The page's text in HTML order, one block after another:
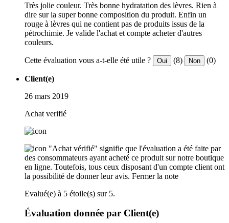
Très jolie couleur. Très bonne hydratation des lèvres. Rien à
dire sur la super bonne composition du produit. Enfin un
rouge à lèvres qui ne contient pas de produits issus de la
pétrochimie. Je valide l'achat et compte acheter d'autres
couleurs.
Cette évaluation vous a-t-elle été utile ? Oui (8) Non (0)
Client(e)
26 mars 2019
Achat verifié
"Achat vérifié" signifie que l'évaluation a été faite par
des consommateurs ayant acheté ce produit sur notre boutique
en ligne. Toutefois, tous ceux disposant d'un compte client ont
la possibilité de donner leur avis. Fermer la note
Evalué(e) à 5 étoile(s) sur 5.
Évaluation donnée par Client(e)